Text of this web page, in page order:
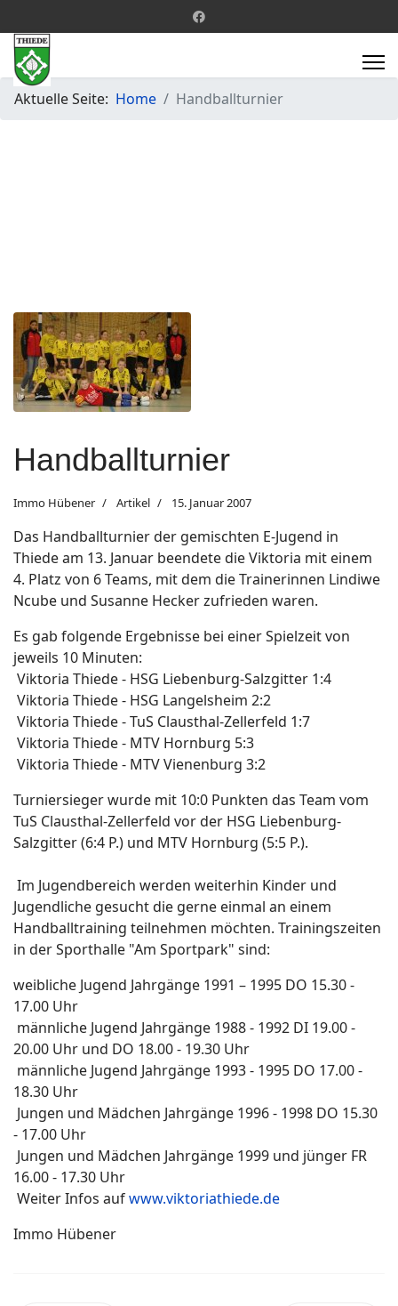
Aktuelle Seite: Home Handballturnier
Handballturnier
Immo Hübener Artikel 15. Januar 2007
Das Handballturnier der gemischten E-Jugend in
Thiede am 13. Januar beendete die Viktoria mit einem
4. Platz von 6 Teams, mit dem die Trainerinnen Lindiwe
Ncube und Susanne Hecker zufrieden waren.
Es gab folgende Ergebnisse bei einer Spielzeit von
jeweils 10 Minuten:
Viktoria Thiede - HSG Liebenburg-Salzgitter 1:4
Viktoria Thiede - HSG Langelsheim 2:2
Viktoria Thiede - TuS Clausthal-Zellerfeld 1:7
Viktoria Thiede - MTV Hornburg 5:3
Viktoria Thiede - MTV Vienenburg 3:2
Turniersieger wurde mit 10:0 Punkten das Team vom
TuS Clausthal-Zellerfeld vor der HSG Liebenburg-
Salzgitter (6:4 P.) und MTV Hornburg (5:5 P.).
Im Jugendbereich werden weiterhin Kinder und
Jugendliche gesucht die gerne einmal an einem
Handballtraining teilnehmen möchten. Trainingszeiten
in der Sporthalle "Am Sportpark" sind:
weibliche Jugend Jahrgänge 1991 – 1995 DO 15.30 -
17.00 Uhr
männliche Jugend Jahrgänge 1988 - 1992 DI 19.00 -
20.00 Uhr und DO 18.00 - 19.30 Uhr
männliche Jugend Jahrgänge 1993 - 1995 DO 17.00 -
18.30 Uhr
Jungen und Mädchen Jahrgänge 1996 - 1998 DO 15.30
- 17.00 Uhr
Jungen und Mädchen Jahrgänge 1999 und jünger FR
16.00 - 17.30 Uhr
Weiter Infos aufwww.viktoriathiede.de
Immo Hübener